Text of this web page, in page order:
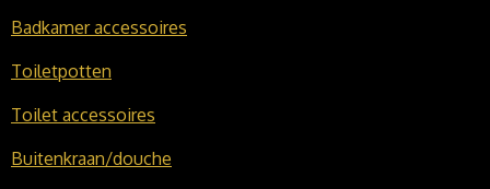
Badkamer accessoires
Toiletpotten
Toilet accessoires
Buitenkraan/douche